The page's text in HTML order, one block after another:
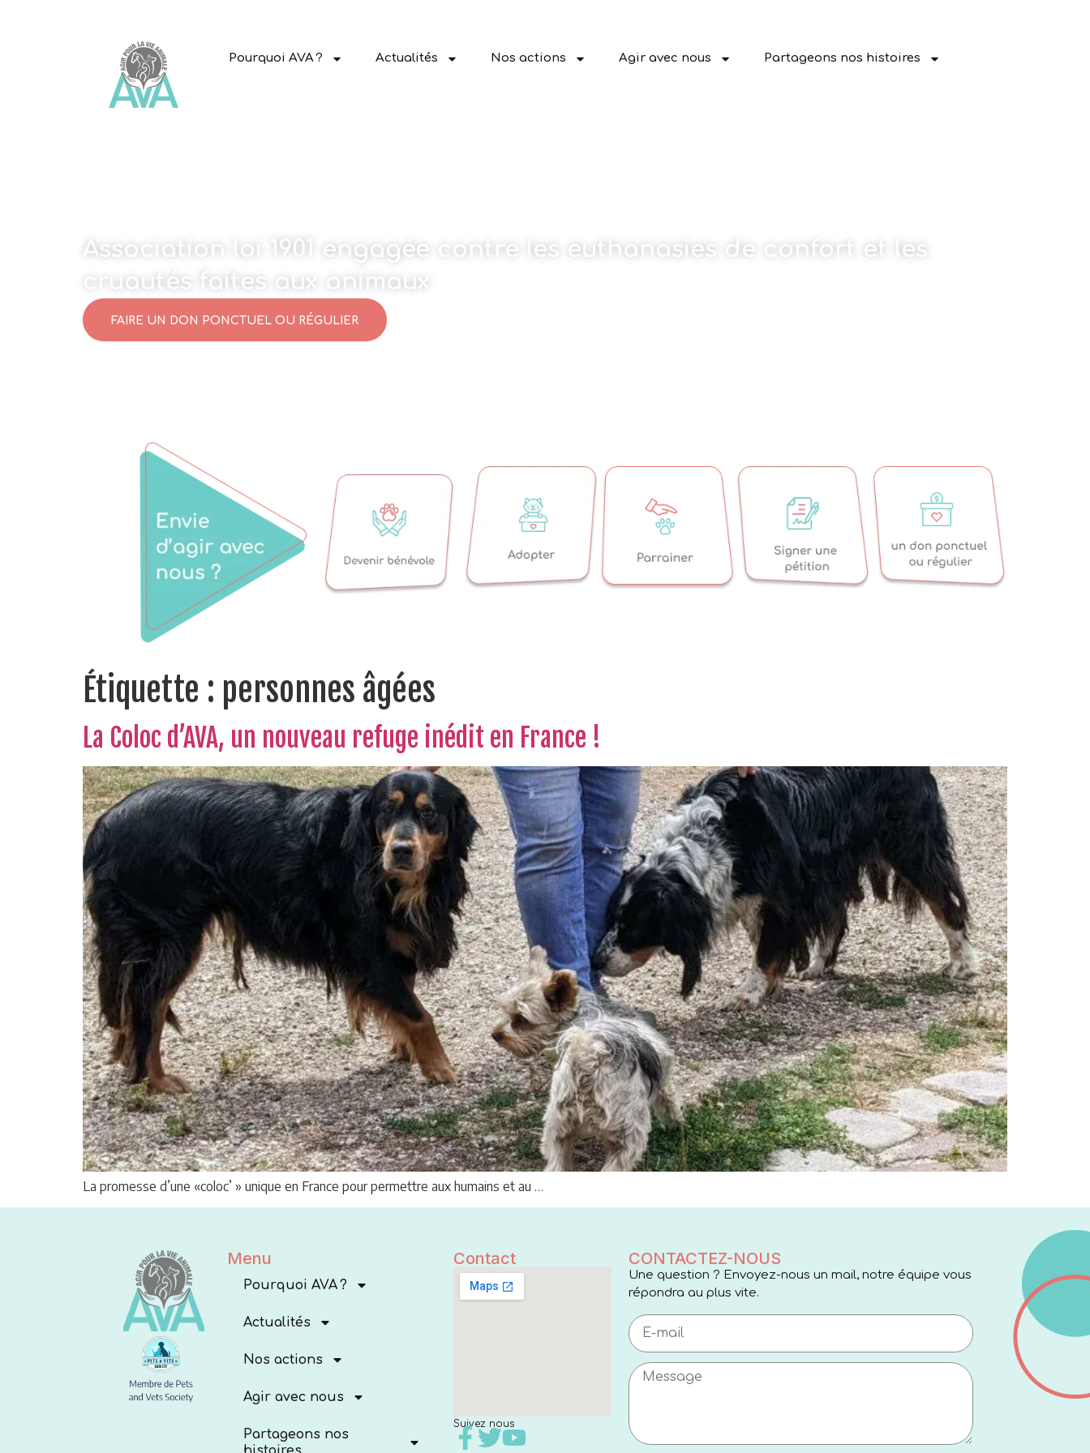
Pourquoi AVA ? Actualités Nos actions Agir avec nous Partageons nos histoires
Association loi 1901 engagée contre les euthanasies de confort et les
cruautés faites aux animaux
FAIRE UN DON PONCTUEL OU RÉGULIER
Étiquette : personnes âgées
La Coloc d’AVA, un nouveau refuge inédit en France !
La promesse d’une «coloc’ » unique en France pour permettre aux humains et au …
Menu
Pourquoi AVA ?
Actualités
Nos actions
Agir avec nous
Partageons nos
Contact
Suivez nous
CONTACTEZ-NOUS
Une question ? Envoyez-nous un mail, notre équipe vous
répondra au plus vite.